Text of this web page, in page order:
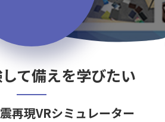
て備えを学びたい
再現VRシミュレーター